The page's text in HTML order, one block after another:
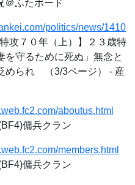
＠ふたボード
politics/news/1410
攻７０年（上）】２３歳特
を守るために死ぬ」無念と
められ （3/3ページ） - 産
aboutus.html
傭兵クラン
members.html
傭兵クラン